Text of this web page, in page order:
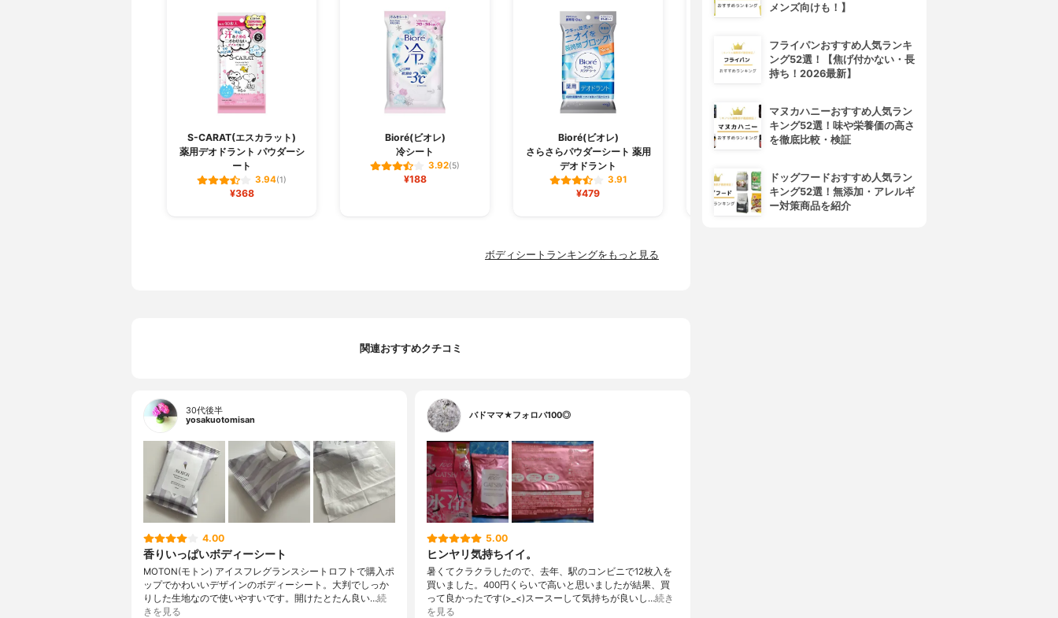
S-CARAT(エスカラット)
薬用デオドラント パウダーシ
ート
3.94(1)
¥368
Bioré(ビオレ)
冷シート
3.92(5)
¥188
Bioré(ビオレ)
さらさらパウダーシート 薬用
デオドラント
3.91
¥479
Bioré(ビオレ)
さらさらパウダーシート
¥450
ボディシートランキングをもっと見る
関連おすすめクチコミ
30代後半
yosakuotomisan
4.00
香りいっぱいボディーシート
MOTON(モトン) アイスフレグランスシートロフトで購入ポ
ップでかわいいデザインのボディーシート。大判でしっか
りした生地なので使いやすいです。開けたとたん良い…続
きを見る
バドママ★フォロバ100◎
5.00
ヒンヤリ気持ちイイ。
暑くてクラクラしたので、去年、駅のコンビニで12枚入を
買いました。400円くらいで高いと思いましたが結果、買
って良かったです(>_<)スースーして気持ちが良いし…続き
を見る
メンズ向けも！】
フライパンおすすめ人気ランキ
ング52選！【焦げ付かない・長
持ち！2026最新】
マヌカハニーおすすめ人気ラン
キング52選！味や栄養価の高さ
を徹底比較・検証
ドッグフードおすすめ人気ラン
キング52選！無添加・アレルギ
ー対策商品を紹介